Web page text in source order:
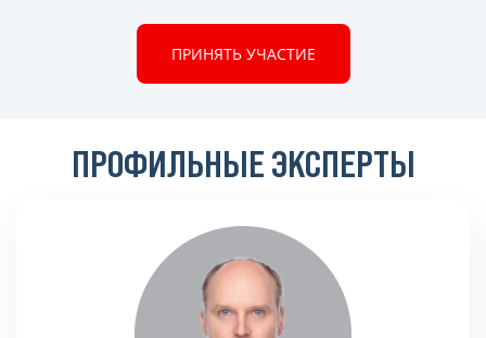
ПРИНЯТЬ УЧАСТИЕ
ПРОФИЛЬНЫЕ ЭКСПЕРТЫ